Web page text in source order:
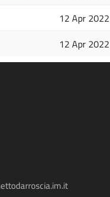
12 Apr 2022
12 Apr 2022